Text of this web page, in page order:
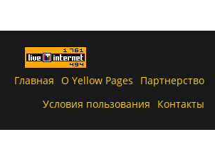
Главная О Yellow Pages
Партнерство
Условия пользования
Контакты